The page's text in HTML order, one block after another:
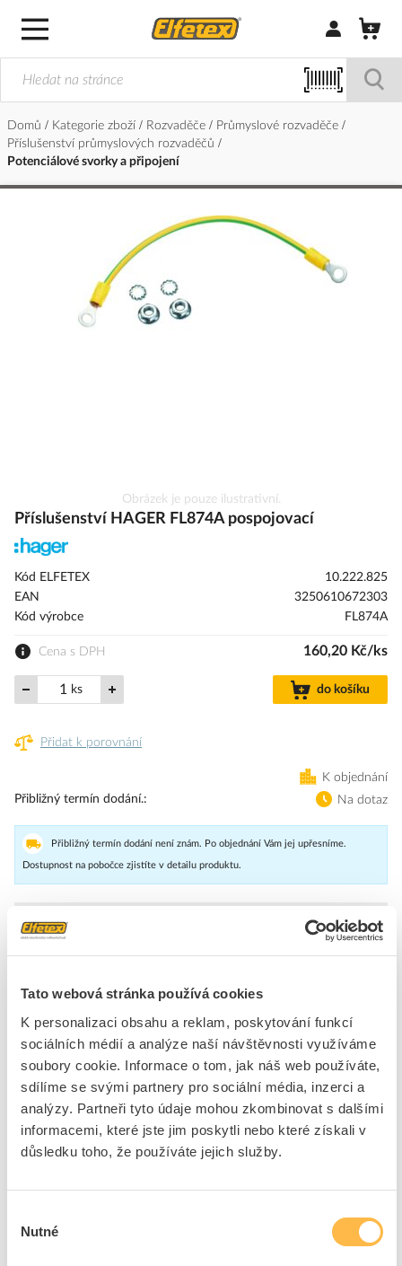
Tato webová stránka používá cookies
K personalizaci obsahu a reklam, poskytování funkcí
sociálních médií a analýze naší návštěvnosti využíváme
soubory cookie. Informace o tom, jak náš web používáte,
sdílíme se svými partnery pro sociální média, inzerci a
analýzy. Partneři tyto údaje mohou zkombinovat s dalšími
informacemi, které jste jim poskytli nebo které získali v
důsledku toho, že používáte jejich služby.
souhlasu
Nutné
Přihlásit/
Domů Kategorie zboží Rozvaděče
Průmyslové rozvaděče
Příslušenství průmyslových rozvaděčů
Potenciálové svorky a připojení
na
galerie
s
Obrázek je pouze ilustrativní.
Příslušenství HAGER FL874A pospojovací
Kód ELFETEX
10.222.825
EAN
3250610672303
Kód výrobce
FL874A
Cena s DPH 160,20 Kč/ks
ks do košíku
Přidat k porovnání
K objednání
Přibližný termín dodání.
Na dotaz
Přibližný termín dodání není znám. Po objednání Vám jej upřesníme.
Dostupnost na pobočce zjistíte v detailu produktu.
Pospojení pro skříně Orion plus
Příslušenství pro uzemnění a ochranu před bleskem
Povrchová úprava
Bez povrchové úpravy
Ke stažení
Bezpečnostní dokumenty